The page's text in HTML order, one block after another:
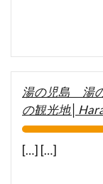
湯の児島 湯
の観光地
[…] […]